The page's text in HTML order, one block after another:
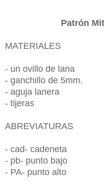
Patrón
MATERIALES
- un ovillo de lana
- ganchillo de 5mm.
- aguja lanera
- tijeras
ABREVIATURAS
- cad- cadeneta
- pb- punto bajo
- PA- punto alto